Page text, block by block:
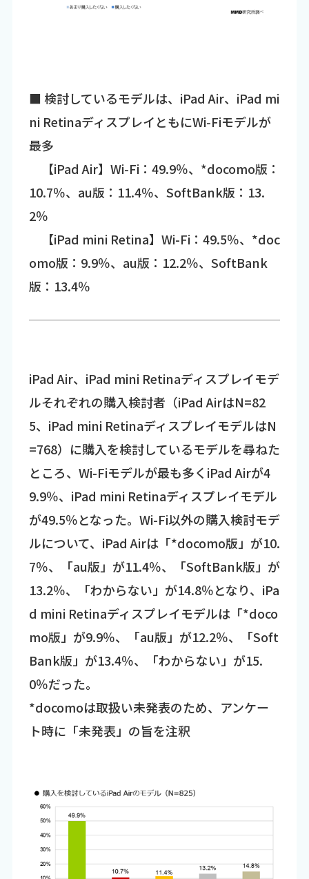
■ 検討しているモデルは、iPad Air、iPad mi
ni RetinaディスプレイともにWi-Fiモデルが
最多
【iPad Air】Wi-Fi：49.9％、*docomo版：
10.7％、au版：11.4％、SoftBank版：13.
2％
【iPad mini Retina】Wi-Fi：49.5％、*doc
omo版：9.9％、au版：12.2％、SoftBank
版：13.4％
iPad Air、iPad mini Retinaディスプレイモデ
ルそれぞれの購入検討者（iPad AirはN=82
5、iPad mini RetinaディスプレイモデルはN
=768）に購入を検討しているモデルを尋ねた
ところ、Wi-Fiモデルが最も多くiPad Airが4
9.9％、iPad mini Retinaディスプレイモデル
が49.5％となった。Wi-Fi以外の購入検討モデ
ルについて、iPad Airは「*docomo版」が10.
7％、「au版」が11.4％、「SoftBank版」が
13.2％、「わからない」が14.8％となり、iPa
d mini Retinaディスプレイモデルは「*doco
mo版」が9.9％、「au版」が12.2％、「Soft
Bank版」が13.4％、「わからない」が15.
0％だった。
*docomoは取扱い未発表のため、アンケー
ト時に「未発表」の旨を注釈